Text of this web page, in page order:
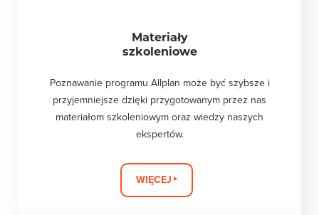
Materiały
szkoleniowe
Poznawanie programu Allplan może być szybsze i
przyjemniejsze dzięki przygotowanym przez nas
materiałom szkoleniowym oraz wiedzy naszych
ekspertów.
WIĘCEJ